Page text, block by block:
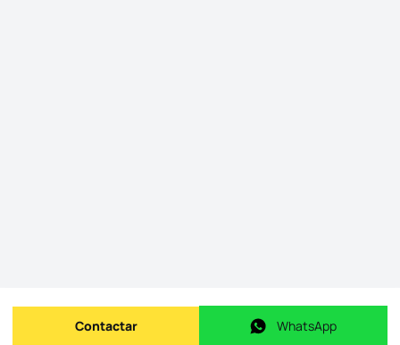
Enviar mensagem
Contactar WhatsApp
WhatsApp